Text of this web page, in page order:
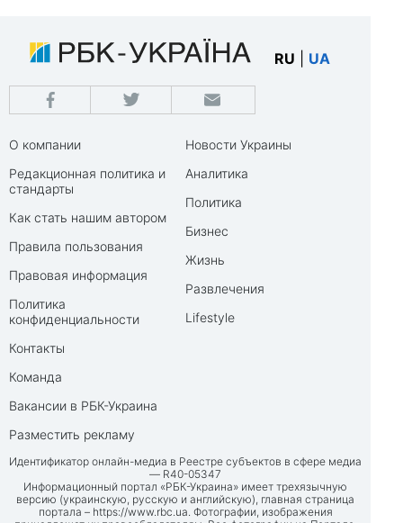
RU UA
О компании
Редакционная политика и
стандарты
Как стать нашим автором
Правила пользования
Правовая информация
Политика
конфиденциальности
Контакты
Команда
Вакансии в РБК-Украина
Разместить рекламу
Новости Украины
Аналитика
Политика
Бизнес
Жизнь
Развлечения
Lifestyle
Идентификатор онлайн-медиа в Реестре субъектов в сфере медиа
— R40-05347
Информационный портал «РБК-Украина» имеет трехязычную
версию (украинскую, русскую и английскую), главная страница
портала – https://www.rbc.ua. Фотографии, изображения